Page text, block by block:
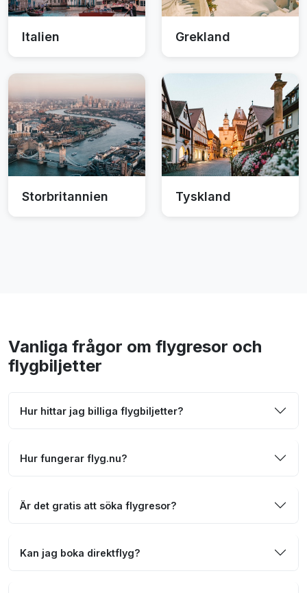
Italien Grekland
Storbritannien Tyskland
Vanliga frågor om flygresor och
flygbiljetter
Hur hittar jag billiga flygbiljetter?
Hur fungerar flyg.nu?
Är det gratis att söka flygresor?
Kan jag boka direktflyg?